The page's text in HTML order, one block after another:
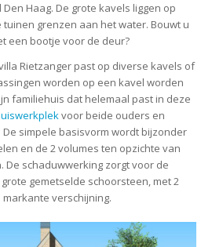
Haag. De grote kavels liggen op
grenzen aan het water. Bouwt u
een bootje voor de deur?
Rietzanger past op diverse kavels of
worden op een kavel worden
familiehuis dat helemaal past in deze
voor beide ouders en
simpele basisvorm wordt bijzonder
en de 2 volumes ten opzichte van
De schaduwwerking zorgt voor de
gemetselde schoorsteen, met 2
verschijning.